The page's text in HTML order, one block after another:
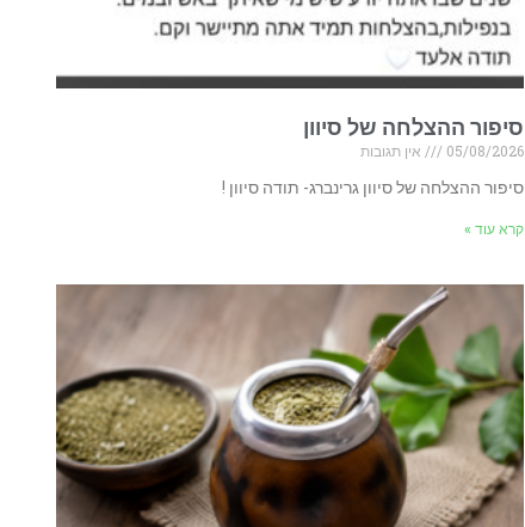
סיפור ההצלחה של סיוון
05/08/2026
אין תגובות
סיפור ההצלחה של סיוון גרינברג- תודה סיוון !
קרא עוד »